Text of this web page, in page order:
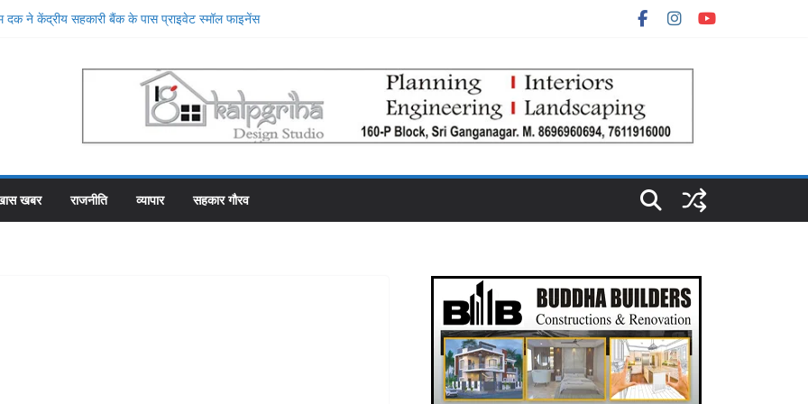
समिति व्यवस्थापकों की मिलीभगत से फसल बीमा में
किया, प्राइवेट बैंक की सेवाओं की मुक्तकंठ से प्रशंसा
स्थान पर रहे सहकारी भंडार के पास कर्मचारियों को वेतन देने
से फाका काट रहे 31 कर्मचारी
योजना में गड़बड़ी की एक और एजेंसी ने शुरू की जांच
खबर राजनीति व्यापार सहकार गौरव